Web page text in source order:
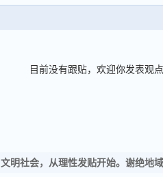
目前没有跟贴，欢迎你发表观点
文明社会，从理性发贴开始。谢绝地